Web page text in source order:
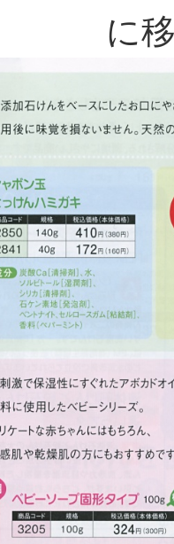
に